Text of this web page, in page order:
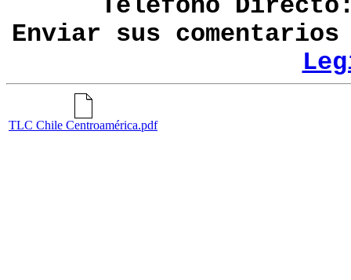
Teléfono
Enviar sus
TLC Chile Centroamérica.pdf